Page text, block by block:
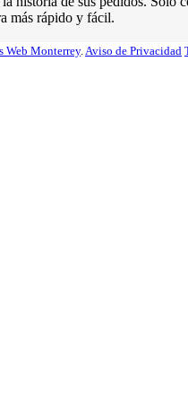
más rápido y fácil.
Web Monterrey.Aviso de Privacidad